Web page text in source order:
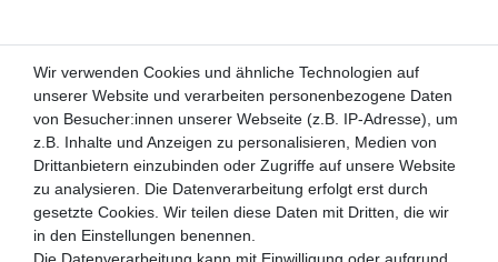
Kunden-Anfragen: info@zooheld.de
Über uns
Zahlung und Versand
Retouren
Wir verwenden Cookies und ähnliche Technologien auf
unserer Website und verarbeiten personenbezogene Daten
von Besucher:innen unserer Webseite (z.B. IP-Adresse), um
z.B. Inhalte und Anzeigen zu personalisieren, Medien von
Drittanbietern einzubinden oder Zugriffe auf unsere Website
zu analysieren. Die Datenverarbeitung erfolgt erst durch
gesetzte Cookies. Wir teilen diese Daten mit Dritten, die wir
in den Einstellungen benennen.
Wir verwenden Cookies und ähnliche Technologien auf
unserer Website und verarbeiten personenbezogene Daten
von Besucher:innen unserer Webseite (z.B. IP-Adresse), um
z.B. Inhalte und Anzeigen zu personalisieren, Medien von
Drittanbietern einzubinden oder Zugriffe auf unsere Website
zu analysieren. Die Datenverarbeitung erfolgt erst durch
gesetzte Cookies. Wir teilen diese Daten mit Dritten, die wir
in den Einstellungen benennen.